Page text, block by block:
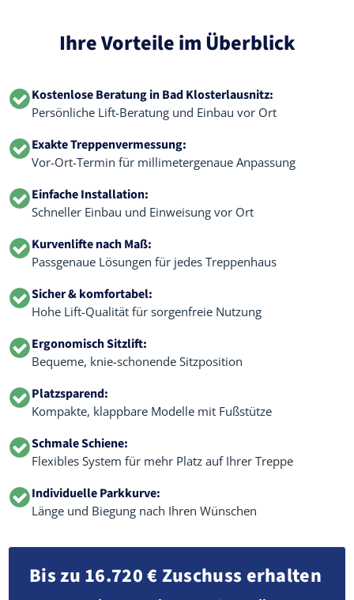
Ihre Vorteile im Überblick
Kostenlose Beratung in Bad Klosterlausnitz:
Persönliche Lift-Beratung und Einbau vor Ort
Exakte Treppenvermessung:
Vor-Ort-Termin für millimetergenaue Anpassung
Einfache Installation:
Schneller Einbau und Einweisung vor Ort
Kurvenlifte nach Maß:
Passgenaue Lösungen für jedes Treppenhaus
Sicher & komfortabel:
Hohe Lift-Qualität für sorgenfreie Nutzung
Ergonomisch Sitzlift:
Bequeme, knie-schonende Sitzposition
Platzsparend:
Kompakte, klappbare Modelle mit Fußstütze
Schmale Schiene:
Flexibles System für mehr Platz auf Ihrer Treppe
Individuelle Parkkurve:
Länge und Biegung nach Ihren Wünschen
Bis zu 16.720 € Zuschuss erhalten